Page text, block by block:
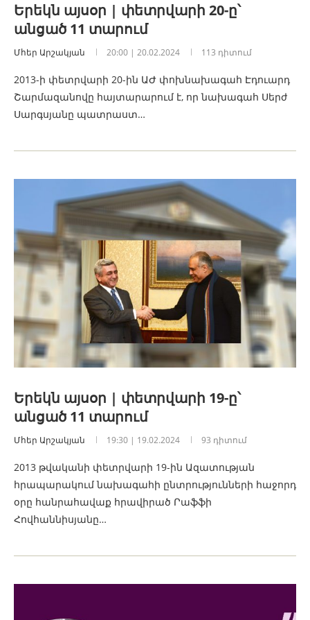
Երեկն այսօր | փետրվարի 20-ը՝
անցած 11 տարում
Մհեր Արշակյան 20:00 | 20.02.2024 113 դիտում
2013-ի փետրվարի 20-ին ԱԺ փոխնախագահ Էդուարդ
Շարմազանովը հայտարարում է, որ նախագահ Սերժ
Սարգսյանը պատրաստ…
Երեկն այսօր | փետրվարի 19-ը՝
անցած 11 տարում
Մհեր Արշակյան 19:30 | 19.02.2024 93 դիտում
2013 թվականի փետրվարի 19-ին Ազատության
հրապարակում նախագահի ընտրությունների հաջորդ
օրը հանրահավաք հրավիրած Րաֆֆի
Հովհաննիսյանը…